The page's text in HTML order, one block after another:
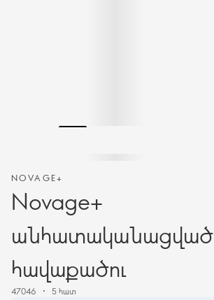
NOVAGE+
Novage+
անհատականացված
հավաքածու
47046 5 հատ